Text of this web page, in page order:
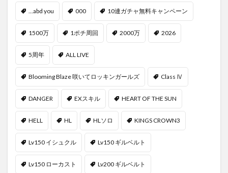
...abd you 000 10連ガチャ無料キャンペーン
1500万 1ポチ周回 2000万 2026
5周年 ALL LIVE
Blooming Blaze 咲いてロッキンガールズ Class Ⅳ
DANGER EXスキル HEART OF THE SUN
HELL HL HLソロ KINGS CROWN3
Lv150 イシュクル Lv150 ギルベルト
Lv150 ローカスト Lv200 ギルベルト